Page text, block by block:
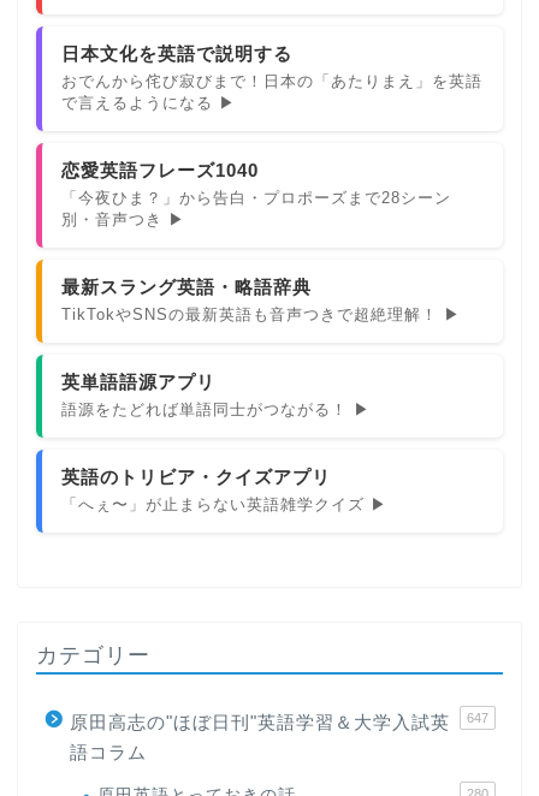
日本文化を英語で説明する
おでんから侘び寂びまで！日本の「あたりまえ」を英語
で言えるようになる ▶
恋愛英語フレーズ1040
「今夜ひま？」から告白・プロポーズまで28シーン
別・音声つき ▶
最新スラング英語・略語辞典
TikTokやSNSの最新英語も音声つきで超絶理解！ ▶
英単語語源アプリ
語源をたどれば単語同士がつながる！ ▶
英語のトリビア・クイズアプリ
「へぇ〜」が止まらない英語雑学クイズ ▶
カテゴリー
原田高志の"ほぼ日刊"英語学習＆大学入試英
語コラム
647